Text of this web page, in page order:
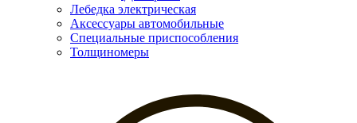
Лебедка электрическая
Аксессуары автомобильные
Специальные приспособления
Толщиномеры